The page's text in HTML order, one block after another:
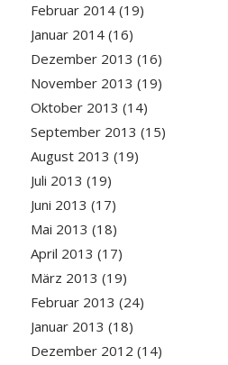
Februar 2014(19)
Januar 2014(16)
Dezember 2013 (16)
November 2013 (19)
Oktober 2013 (14)
September 2013 (15)
August 2013 (19)
Juli 2013 (19)
Juni 2013 (17)
Mai 2013 (18)
April 2013 (17)
März 2013 (19)
Februar 2013 (24)
Januar 2013 (18)
Dezember 2012 (14)